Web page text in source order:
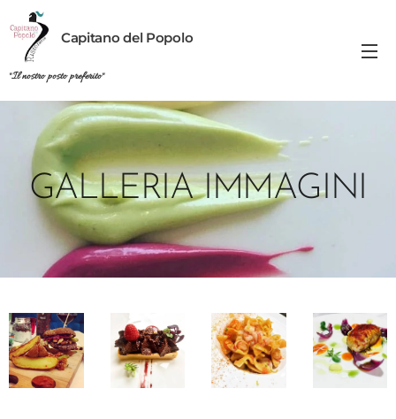
Capitano del Popolo
"Il nostro posto preferito"
GALLERIA IMMAGINI